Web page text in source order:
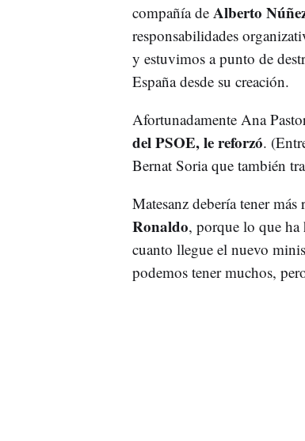
compañía de Alberto
responsabilidades
y estuvimos a punto de
España desde su creación.
Afortunadamente Ana
del PSOE, le reforzó.
Bernat Soria que también
Matesanz debería tener
Ronaldo, porque lo que ha
cuanto llegue el nuevo
podemos tener muchos,